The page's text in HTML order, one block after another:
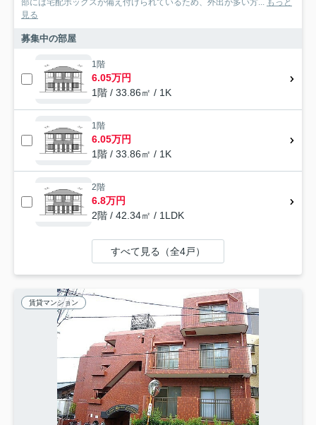
部には宅配ボックスが備え付けられているため、外出が多い方... もっと
見る
募集中の部屋
1階
6.05万円
1階 / 33.86㎡ / 1K
1階
6.05万円
1階 / 33.86㎡ / 1K
2階
6.8万円
2階 / 42.34㎡ / 1LDK
すべて見る（全4戸）
賃貸マンション